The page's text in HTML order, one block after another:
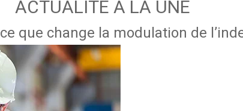
ACTUALITÉ À LA UNE
que change la modulation de